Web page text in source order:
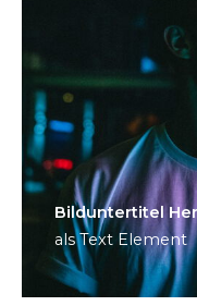
Bild­unter­titel
als Text Element